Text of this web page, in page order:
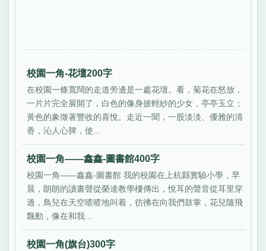
校園一角-花壇200字
在校園一條寬闊的走道旁邊是一處花壇。看，菊花在怒放，
一片片完全展開了，白色的像身披輕紗的少女，亭亭玉立；
黃色的象徵著豐收的喜悅。走近一聞，一股淡淡、優雅的清
香，沁人心脾，使...
校園一角——鑫鑫-圖書館400字
校園一角——鑫鑫-圖書館 我的校園在上杭縣實驗小學，早
晨，朗朗的讀書聲從榮達教學樓傳出，悅耳的聲音從耳里穿
過，鳥兒在天空喳喳地叫着，彷彿在向我們鼓掌，花兒隨飛
飄動，像在和我...
校園一角(旗台)300字